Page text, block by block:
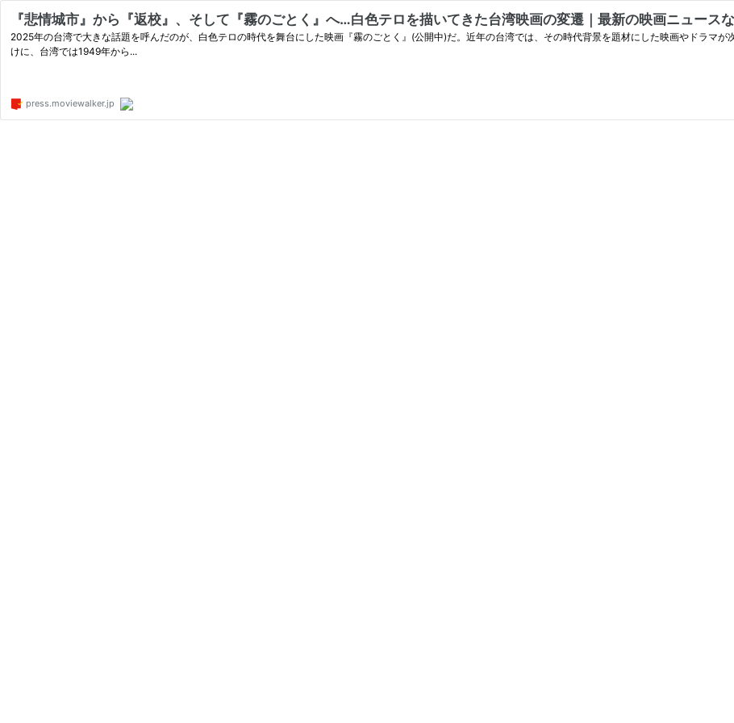
『悲情城市』から『返校』、そして『霧のごとく』へ…白色テロを描いてきた台湾映画の変遷｜最新の映画ニュース
2025年の台湾で大きな話題を呼んだのが、白色テロの時代を舞台にした映画『霧のごとく』(公開中)だ。近年の台湾では、その時代背景を題材にした映画やドラマ
けに、台湾では1949年から...
press.moviewalker.jp